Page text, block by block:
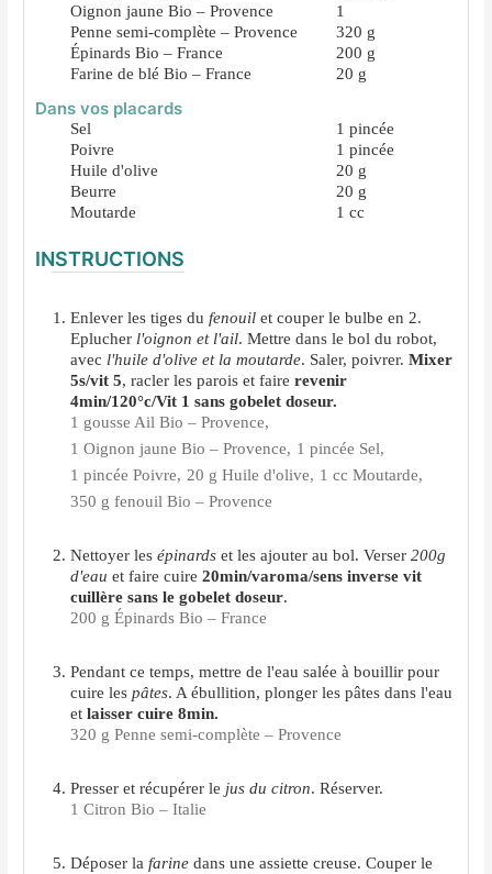
Oignon jaune Bio – Provence
1
Penne semi-complète – Provence
320 g
Épinards Bio – France
200 g
Farine de blé Bio – France
20 g
Dans vos placards
Sel 1 pincée
Poivre
1 pincée
Huile d'olive
20 g
Beurre
20 g
Moutarde
1 cc
INSTRUCTIONS
Enlever les tiges dufenouilet couper le bulbe en 2.
Eplucherl'oignon et l'ail. Mettre dans le bol du robot,
avecl'huile d'olive et la moutarde. Saler, poivrer.Mixer
5s/vit 5, racler les parois et fairerevenir
4min/120°c/Vit 1 sans gobelet doseur.
1 gousse Ail Bio – Provence,
1 Oignon jaune Bio – Provence, 1 pincée Sel,
1 pincée Poivre, 20 g Huile d'olive, 1 cc Moutarde,
350 g fenouil Bio – Provence
Nettoyer lesépinardset les ajouter au bol. Verser200g
d'eauet faire cuire20min/varoma/sens inverse vit
cuillère sans le gobelet doseur.
200 g Épinards Bio – France
Pendant ce temps, mettre de l'eau salée à bouillir pour
cuire lespâtes. A ébullition, plonger les pâtes dans l'eau
etlaisser cuire 8min.
320 g Penne semi-complète – Provence
Presser et récupérer le jus du citron. Réserver.
1 Citron Bio – Italie
Déposer lafarinedans une assiette creuse. Couper le